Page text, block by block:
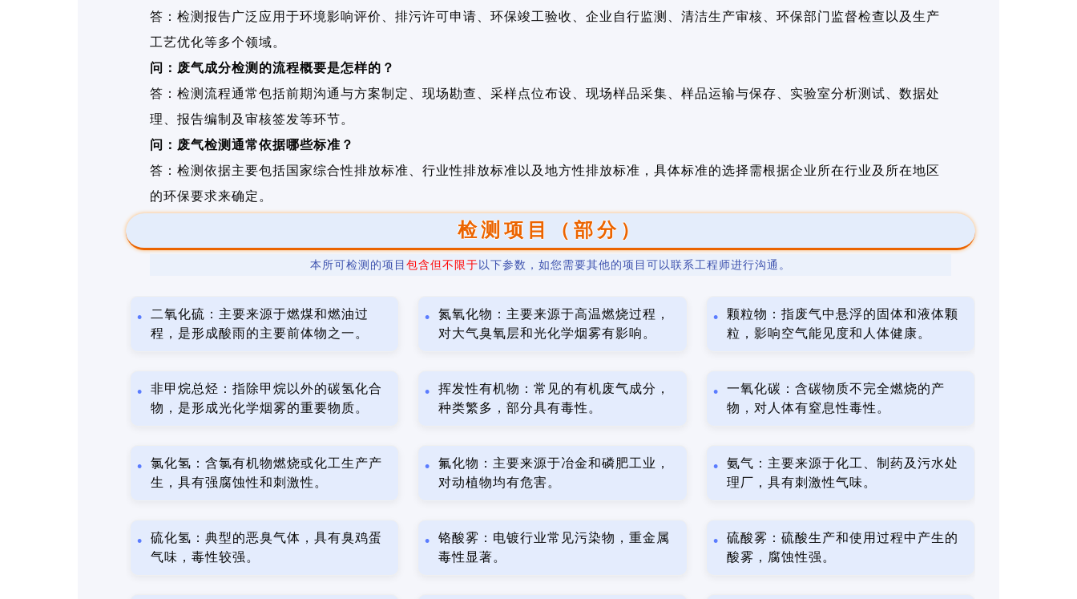
答：检测报告广泛应用于环境影响评价、排污许可申请、环保竣工验收、企业自行监测、清洁生产审核、环保部门监督检查以及生产
工艺优化等多个领域。
问：废气成分检测的流程概要是怎样的？
答：检测流程通常包括前期沟通与方案制定、现场勘查、采样点位布设、现场样品采集、样品运输与保存、实验室分析测试、数据处
理、报告编制及审核签发等环节。
问：废气检测通常依据哪些标准？
答：检测依据主要包括国家综合性排放标准、行业性排放标准以及地方性排放标准，具体标准的选择需根据企业所在行业及所在地区
的环保要求来确定。
检测项目（部分）
本所可检测的项目 包含但不限于 以下参数，如您需要其他的项目可以联系工程师进行沟通。
二氧化硫：主要来源于燃煤和燃油过
程，是形成酸雨的主要前体物之一。
氮氧化物：主要来源于高温燃烧过程，
对大气臭氧层和光化学烟雾有影响。
颗粒物：指废气中悬浮的固体和液体颗
粒，影响空气能见度和人体健康。
非甲烷总烃：指除甲烷以外的碳氢化合
物，是形成光化学烟雾的重要物质。
挥发性有机物：常见的有机废气成分，
种类繁多，部分具有毒性。
一氧化碳：含碳物质不完全燃烧的产
物，对人体有窒息性毒性。
氯化氢：含氯有机物燃烧或化工生产产
生，具有强腐蚀性和刺激性。
氟化物：主要来源于冶金和磷肥工业，
对动植物均有危害。
氨气：主要来源于化工、制药及污水处
理厂，具有刺激性气味。
硫化氢：典型的恶臭气体，具有臭鸡蛋
气味，毒性较强。
铬酸雾：电镀行业常见污染物，重金属
毒性显著。
硫酸雾：硫酸生产和使用过程中产生的
酸雾，腐蚀性强。